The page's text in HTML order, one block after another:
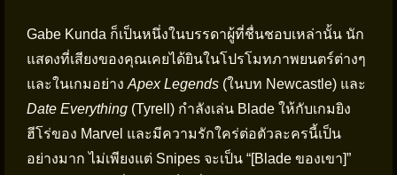
Gabe Kunda ก็เป็นหนึ่งในบรรดาผู้ที่ชื่นชอบเหล่านั้น นัก
แสดงที่เสียงของคุณเคยได้ยินในโปรโมทภาพยนตร์ต่างๆ
และในเกมอย่าง Apex Legends (ในบท Newcastle) และ
Date Everything (Tyrell) กำลังเล่น Blade ให้กับเกมยิง
ฮีโร่ของ Marvel และมีความรักใคร่ต่อตัวละครนี้เป็น
อย่างมาก ไม่เพียงแต่ Snipes จะเป็น “[Blade ของเขา]”